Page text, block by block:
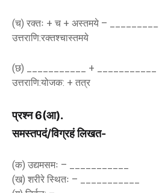
(च) रक्तः + च + अस्तमये –
उत्तराणि:रक्तश्चास्तमये
(छ) ___________ + ___________
उत्तराणि:योजक: + तत्र
प्रश्न 6(आ).
समस्तपदं/विग्रहं लिखत-
(क) उद्यमसमः – ___________
(ख) शरीरे स्थितः – ___________